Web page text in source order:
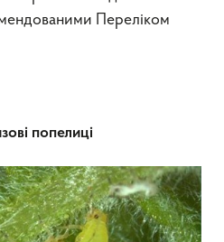
Переліком
попелиці